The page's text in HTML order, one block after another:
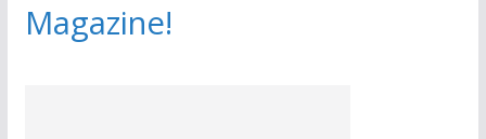
Magazine!